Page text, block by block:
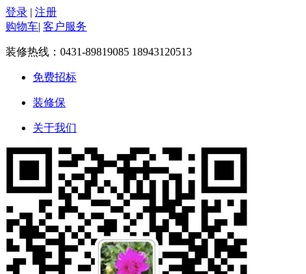
登录 | 注册
购物车| 客户服务
装修热线： 0431-89819085 18943120513
免费招标
装修保
关于我们